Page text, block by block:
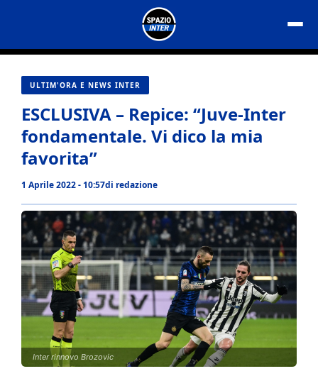
contenuto
ULTIM'ORA E NEWS INTER
ESCLUSIVA – Repice: “Juve-Inter
fondamentale. Vi dico la mia
favorita”
1 Aprile 2022 - 10:57di redazione
Inter rinnovo Brozovic